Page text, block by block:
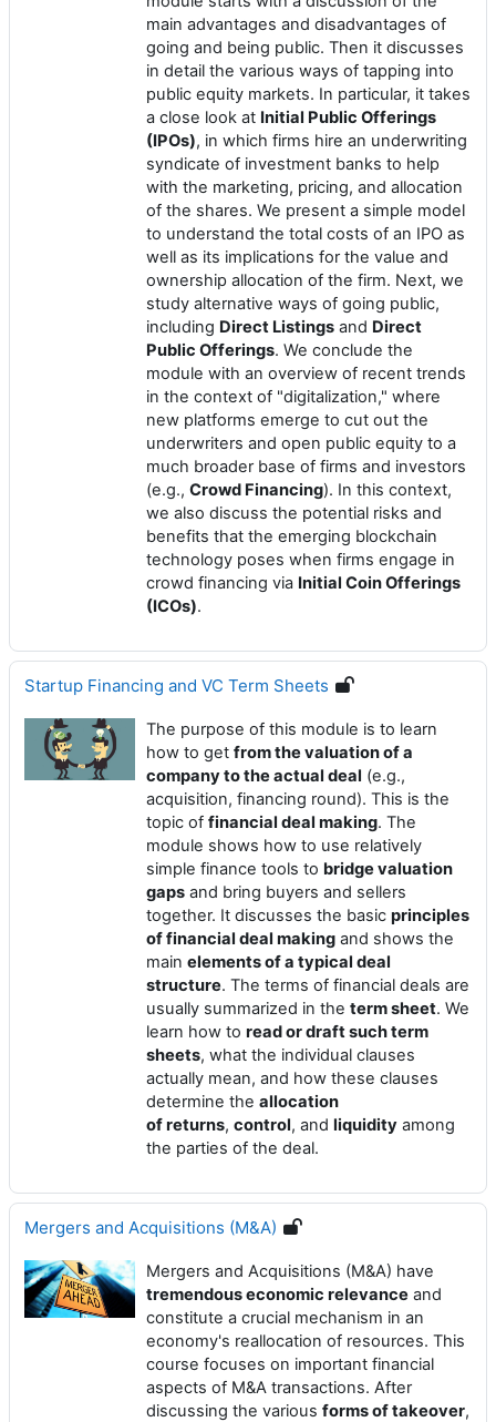
main advantages and disadvantages of
going and being public. Then it discusses
in detail the various ways of tapping into
public equity markets. In particular, it takes
a close look at Initial Public Offerings
(IPOs), in which firms hire an underwriting
syndicate of investment banks to help
with the marketing, pricing, and allocation
of the shares. We present a simple model
to understand the total costs of an IPO as
well as its implications for the value and
ownership allocation of the firm. Next, we
study alternative ways of going public,
including Direct Listings and Direct
Public Offerings. We conclude the
module with an overview of recent trends
in the context of "digitalization," where
new platforms emerge to cut out the
underwriters and open public equity to a
much broader base of firms and investors
(e.g., Crowd Financing). In this context,
we also discuss the potential risks and
benefits that the emerging blockchain
technology poses when firms engage in
crowd financing via Initial Coin Offerings
(ICOs).
Startup Financing and VC Term Sheets
The purpose of this module is to learn
how to get from the valuation of a
company to the actual deal (e.g.,
acquisition, financing round). This is the
topic of financial deal making. The
module shows how to use relatively
simple finance tools to bridge valuation
gaps and bring buyers and sellers
together. It discusses the basic principles
of financial deal making and shows the
main elements of a typical deal
structure. The terms of financial deals are
usually summarized in the term sheet. We
learn how to read or draft such term
sheets, what the individual clauses
actually mean, and how these clauses
determine the allocation
of returns, control, and liquidity among
the parties of the deal.
Mergers and Acquisitions (M&A)
Mergers and Acquisitions (M&A) have
tremendous economic relevance and
constitute a crucial mechanism in an
economy's reallocation of resources. This
course focuses on important financial
aspects of M&A transactions. After
discussing the various forms of takeover,